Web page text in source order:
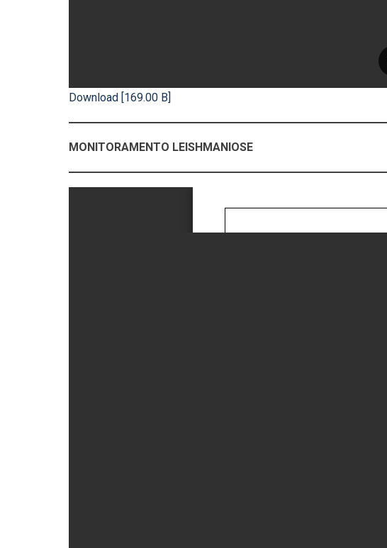
Download [169.00 B]
MONITORAMENTO LEISHMANIOSE